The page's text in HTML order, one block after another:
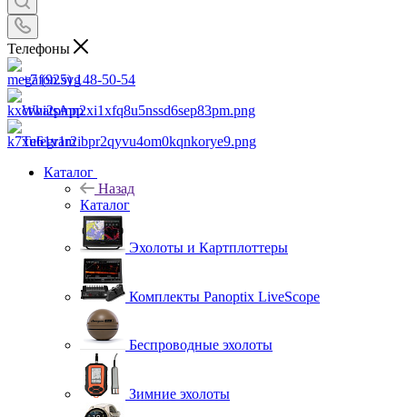
Телефоны
+7 (925) 148-50-54
WhatsApp
Telegram
Каталог
Назад
Каталог
Эхолоты и Картплоттеры
Комплекты Panoptix LiveScope
Беспроводные эхолоты
Зимние эхолоты